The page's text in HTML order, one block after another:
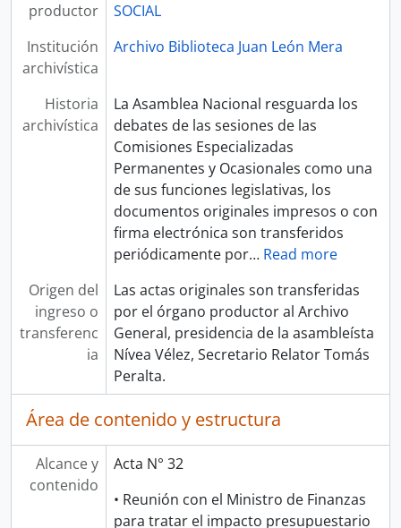
productor
SOCIAL
Institución
archivística
Archivo Biblioteca Juan León Mera
Historia
archivística
La Asamblea Nacional resguarda los
debates de las sesiones de las
Comisiones Especializadas
Permanentes y Ocasionales como una
de sus funciones legislativas, los
documentos originales impresos o con
firma electrónica son transferidos
periódicamente por… Read more
Origen del
ingreso o
transferenc
ia
Las actas originales son transferidas
por el órgano productor al Archivo
General, presidencia de la asambleísta
Nívea Vélez, Secretario Relator Tomás
Peralta.
Área de contenido y estructura
Alcance y
contenido
Acta N° 32
• Reunión con el Ministro de Finanzas
para tratar el impacto presupuestario